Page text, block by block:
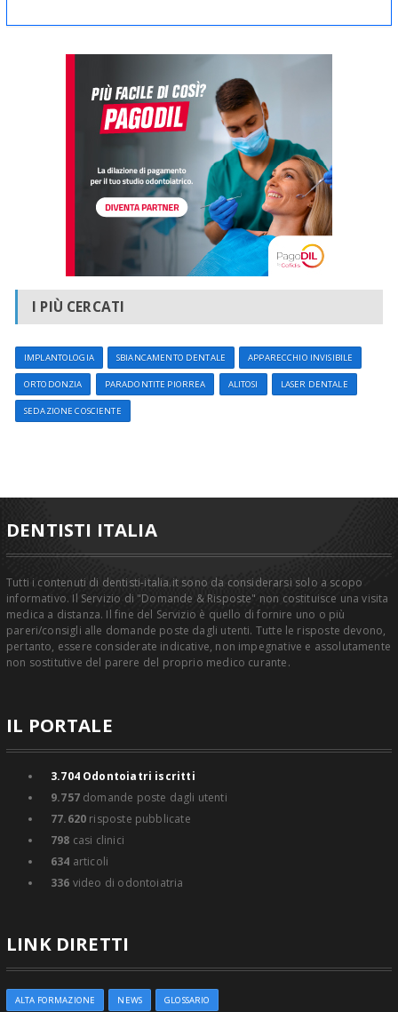
presso la Implant Innovations Inc. (Florida, USA) e la New York
Cranio-Mandibolari presso l'Università di Napoli e la Chinesiologia
l'Università di Palermo. Dal 2001 al 2003: perfeziona la sua
formazione in Parodontologia presso l'Università di Bari, medicina
legale e odontologia forense presso l'Università di Bari e
l'Università di Firenze. Dal 2004 al 2005: perfeziona la sua
formazione in Identificazione Umana Forense e Identificazione
Dentale Forense presso l'Università di Barts and the Queen Mary
di Londra, presso l'Università di Oslo con il professor Tore
Solheim e presso l'Università di Melbourne con il professor John G.
Clement e Ronn Taylor, dove è stato frequentatore del Centro per
la Identificazione Umana presso l'Istituto di Medicina Legale
I PIÙ CERCATI
IMPLANTOLOGIA SBIANCAMENTO DENTALE APPARECCHIO INVISIBILE
ORTODONZIA PARADONTITE PIORREA ALITOSI LASER DENTALE
SEDAZIONE COSCIENTE
DENTISTI ITALIA
Tutti i contenuti di dentisti-italia.it sono da considerarsi solo a scopo
informativo. Il Servizio di "Domande & Risposte" non costituisce una visita
medica a distanza. Il fine del Servizio è quello di fornire uno o più
pareri/consigli alle domande poste dagli utenti. Tutte le risposte devono,
pertanto, essere considerate indicative, non impegnative e assolutamente
non sostitutive del parere del proprio medico curante.
IL PORTALE
3.704Odontoiatri iscritti
9.757domande poste dagli utenti
77.620 risposte pubblicate
798 casi clinici
634 articoli
336 video di odontoiatria
LINK DIRETTI
ALTA FORMAZIONE NEWS GLOSSARIO